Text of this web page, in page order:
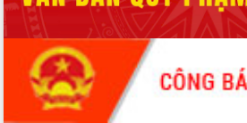
Hội thảo khoa học “Giải pháp thúc đẩy
phát triển nền kinh tế xanh tại tỉnh
Đắk Lắk”
Tăng cường giám sát, đôn đốc thực
hiện nhiệm vụ quản lý tài sản công
hàng tuần